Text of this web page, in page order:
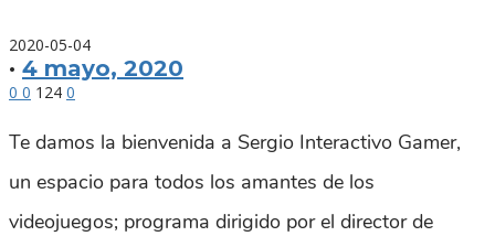
2020-05-04
· 4 mayo, 2020
0 0 124 0
Te damos la bienvenida a Sergio Interactivo Gamer,
un espacio para todos los amantes de los
videojuegos; programa dirigido por el director de